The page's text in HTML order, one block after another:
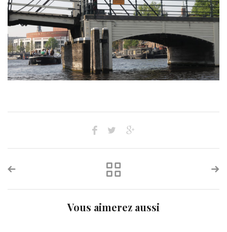
Vous aimerez aussi